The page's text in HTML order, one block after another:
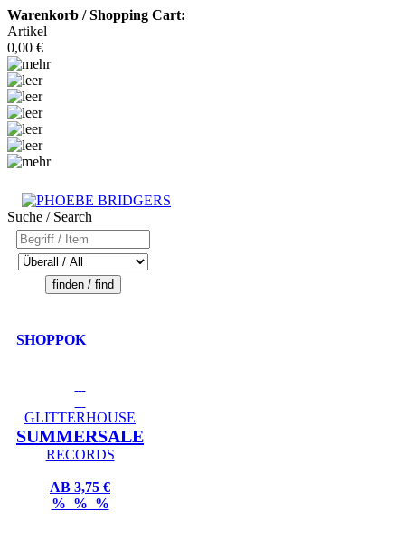
Warenkorb / Shopping Cart:
Artikel
0,00 €
Suche / Search
SHOPPOK
GLITTERHOUSE
SUMMERSALE
RECORDS
AB 3,75 €
% % %